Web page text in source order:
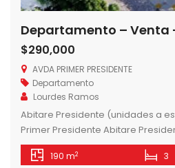
$290,000
AVDA PRIMER PRESIDENTE
Departamento
Lourdes Ramos
Abitare Presidente (unidades a
Primer Presidente Abitare
propuesta de 12 amplias
tres unidades por piso, de 2 y 3
190 m2 3